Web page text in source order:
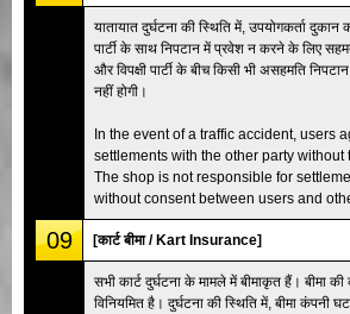
यातायात दुर्घटना की स्थिति में, उपयोगकर्ता दुकान
पार्टी के साथ निपटान में प्रवेश न करने के लिए
और विपक्षी पार्टी के बीच किसी भी असहमति
नहीं होगी।
In the event of a traffic accident, users
settlements with the other party without
The shop is not responsible for
without consent between users and
09 [कार्ट बीमा / Kart Insurance]
सभी कार्ट दुर्घटना के मामले में बीमाकृत हैं। बीमा
विनियमित है। दुर्घटना की स्थिति में, बीमा कंपनी